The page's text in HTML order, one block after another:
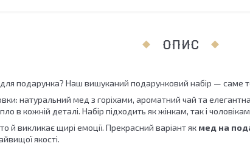
ОПИС
подарунка? Наш вишуканий подарунковий набір — саме
натуральний мед з горіхами, ароматний чай та
в кожній деталі. Набір підходить як жінкам, так і
й викликає щирі емоції. Прекрасний варіант як мед на
якості.